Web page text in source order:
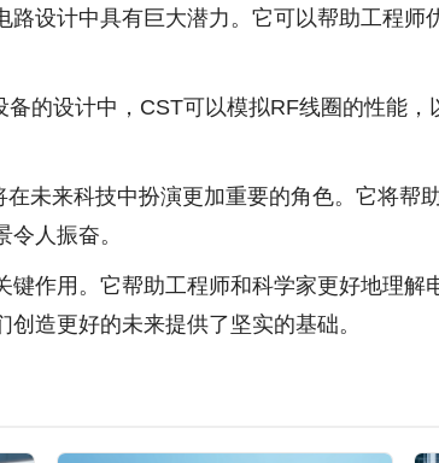
设计中具有巨大潜力。它可以帮助工程师
的设计中，CST可以模拟RF线圈的性能
未来科技中扮演更加重要的角色。它将帮
人振奋。
作用。它帮助工程师和科学家更好地理解
造更好的未来提供了坚实的基础。